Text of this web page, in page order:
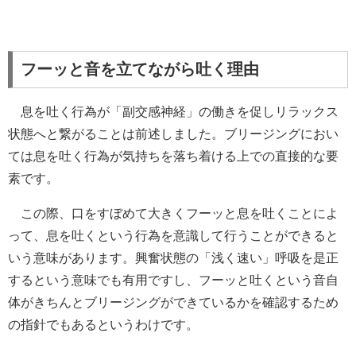
フーッと音を立てながら吐く理由
息を吐く行為が「副交感神経」の働きを促しリラックス
状態へと繋がることは前述しました。ブリージングにおい
ては息を吐く行為が気持ちを落ち着ける上での直接的な要
素です。
この際、口をすぼめて大きくフーッと息を吐くことによ
って、息を吐くという行為を意識して行うことができると
いう意味があります。興奮状態の「浅く速い」呼吸を是正
するという意味でも有用ですし、フーッと吐くという音自
体がきちんとブリージングができているかを確認するため
の指針でもあるというわけです。